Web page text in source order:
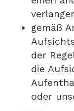
gemäß
der
die
oder